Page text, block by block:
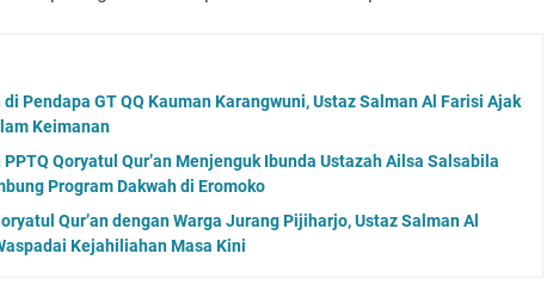
Pendapa GT QQ Kauman Karangwuni, Ustaz Salman Al Farisi Ajak
Keimanan
PPTQ Qoryatul Qur’an Menjenguk Ibunda Ustazah Ailsa Salsabila
Program Dakwah di Eromoko
Qur’an dengan Warga Jurang Pijiharjo, Ustaz Salman Al
Kejahiliahan Masa Kini